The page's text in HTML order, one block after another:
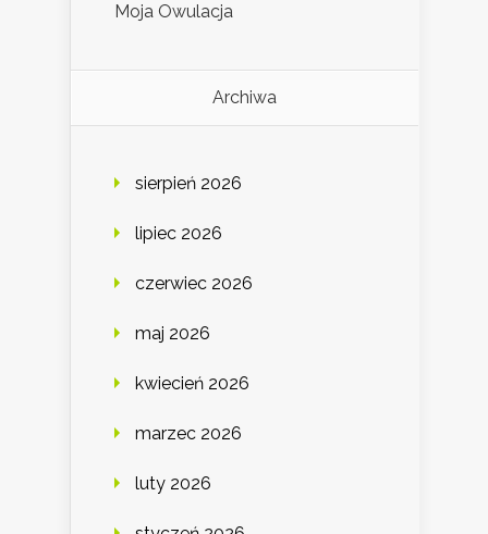
Moja Owulacja
Archiwa
sierpień 2026
lipiec 2026
czerwiec 2026
maj 2026
kwiecień 2026
marzec 2026
luty 2026